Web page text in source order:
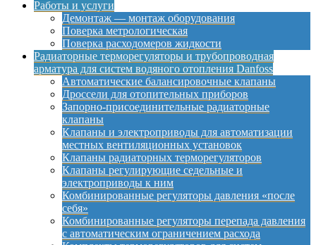
Работы и услуги
Демонтаж — монтаж оборудования
Поверка метрологическая
Поверка расходомеров жидкости
Радиаторные терморегуляторы и трубопроводная
арматура для систем водяного отопления Danfoss
Автоматические балансировочные клапаны
Дроссели для отопительных приборов
Запорно-присоединительные радиаторные
клапаны
Клапаны и электроприводы для автоматизации
местных вентиляционных установок
Клапаны радиаторных терморегуляторов
Клапаны регулирующие седельные и
электроприводы к ним
Комбинированные регуляторы давления «после
себя»
Комбинированные регуляторы перепада давления
с автоматическим ограничением расхода